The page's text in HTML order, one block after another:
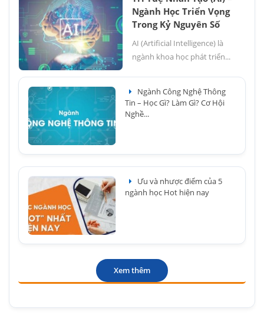
Ngành Học Triển Vọng
Trong Kỷ Nguyên Số
AI (Artificial Intelligence) là
ngành khoa học phát triển...
Ngành Công Nghệ Thông
Tin – Học Gì? Làm Gì? Cơ Hội
Nghề...
Ưu và nhược điểm của 5
ngành học Hot hiện nay
Xem thêm